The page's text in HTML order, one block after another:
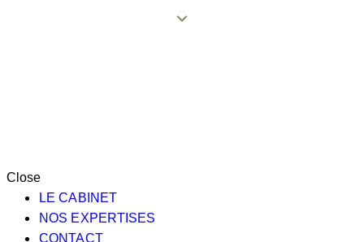
Close
LE CABINET
NOS EXPERTISES
CONTACT